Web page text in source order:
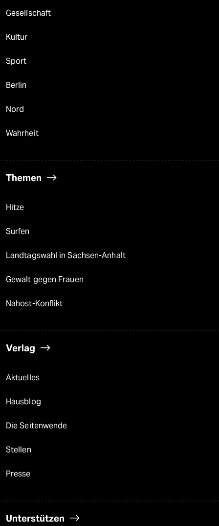
Gesellschaft
Kultur
Sport
Berlin
Nord
Wahrheit
Themen
Hitze
Surfen
Landtagswahl in Sachsen-Anhalt
Gewalt gegen Frauen
Nahost-Konflikt
Verlag
Aktuelles
Hausblog
Die Seitenwende
Stellen
Presse
Unterstützen